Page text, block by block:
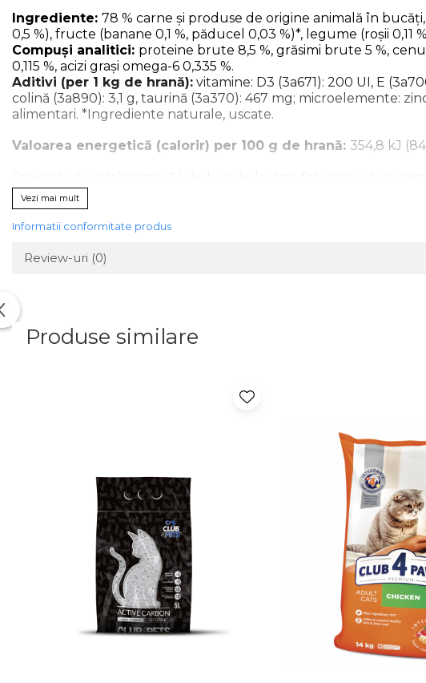
Ingrediente: 78 % carne și produse de origine animală în
0,5 %), fructe (banane 0,1 %, păducel 0,03 %)*, legume (roșii 0,11
Compuși analitici: proteine brute 8,5 %, grăsimi brute 5 %,
0,115 %, acizi grași omega-6 0,335 %.
Aditivi (per 1 kg de hrană): vitamine: D3 (3а671): 200 UI, Е
colină (3а890): 3,1 g, taurină (3а370): 467 mg; microelemente:
alimentari. *Ingrediente naturale, uscate.
Valoarea energetică (calorir) per 100 g de hrană: 354,8 kJ
a se păstra în frigider nu mai mult de 48 de ore. Rația de hrană
animalelor (cel puțin în primele 5 zile). Oferiți animalului acces
activitate și habitat al animalului.
Vezi mai mult
Informatii conformitate produs
Review-uri (0)
Produse similare